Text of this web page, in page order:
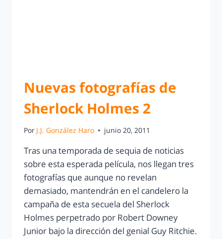
Nuevas fotografías de
Sherlock Holmes 2
Por J.J. González Haro junio 20, 2011
Tras una temporada de sequia de noticias
sobre esta esperada película, nos llegan tres
fotografías que aunque no revelan
demasiado, mantendrán en el candelero la
campaña de esta secuela del Sherlock
Holmes perpetrado por Robert Downey
Junior bajo la dirección del genial Guy Ritchie.